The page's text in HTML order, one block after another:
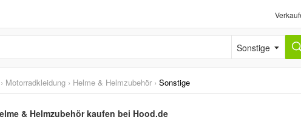
Sonstige
› Motorradkleidung › Helme & Helmzubehör › Sonstige
& Helmzubehör kaufen bei Hood.de